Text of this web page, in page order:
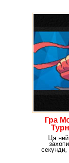
Гра
Ця
секунди,